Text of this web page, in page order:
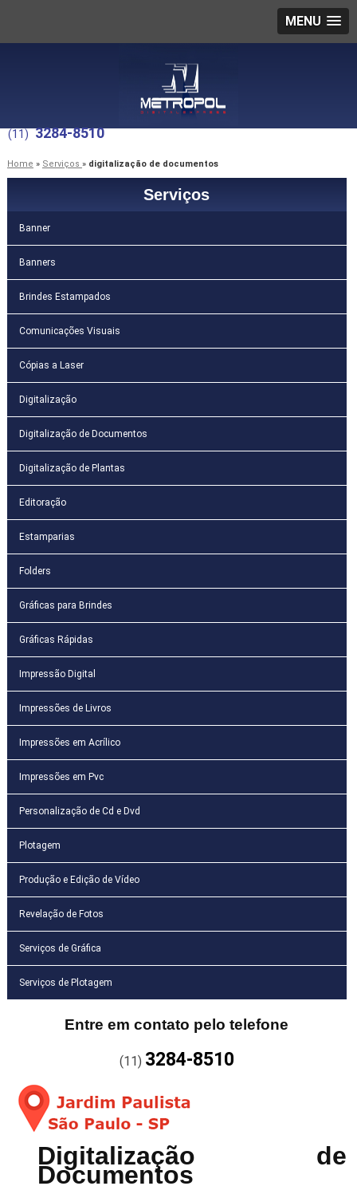
MENU
(11) 3284-8510
Home » Serviços » digitalização de documentos
Serviços
Banner
Banners
Brindes Estampados
Comunicações Visuais
Cópias a Laser
Digitalização
Digitalização de Documentos
Digitalização de Plantas
Editoração
Estamparias
Folders
Gráficas para Brindes
Gráficas Rápidas
Impressão Digital
Impressões de Livros
Impressões em Acrílico
Impressões em Pvc
Personalização de Cd e Dvd
Plotagem
Produção e Edição de Vídeo
Revelação de Fotos
Serviços de Gráfica
Serviços de Plotagem
Entre em contato pelo telefone
(11) 3284-8510
Digitalização de
Documentos